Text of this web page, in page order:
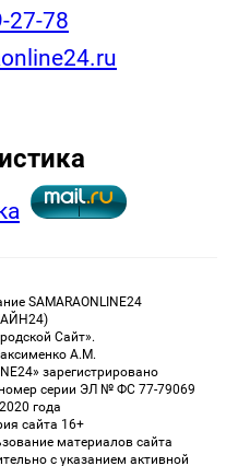
27-78
SAMARAONLINE24
Сайт».
А.М.
зарегистрировано
серии ЭЛ № ФС 77-79069
года
сайта 16+
материалов сайта
с указанием активной